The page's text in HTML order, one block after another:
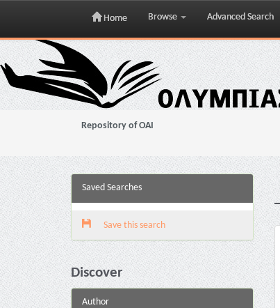
Skip
navigation
Home Browse Advanced Search
Repository of OAI
Saved Searches
Save this search
Discover
Author